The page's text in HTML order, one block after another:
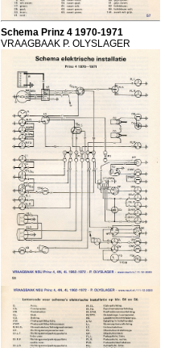
Schema Prinz 4 1970-1971
VRAAGBAAK P. OLYSLAGER